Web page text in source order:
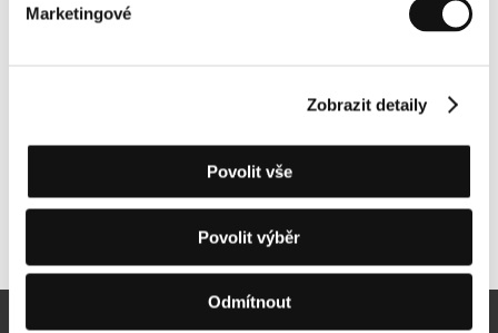
Marketingové
Zobrazit detaily
Povolit vše
Povolit výběr
Odmítnout
Další partneři